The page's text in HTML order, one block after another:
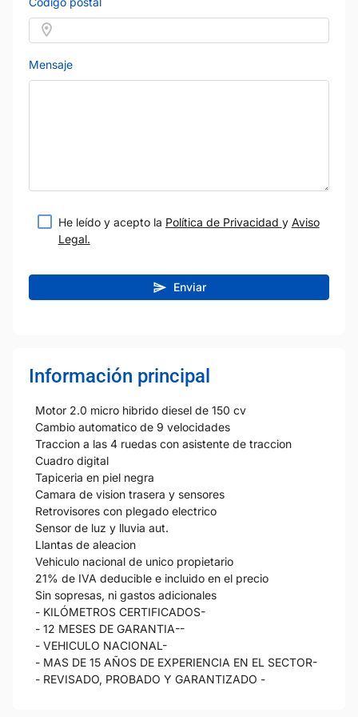
Mensaje
He leído y acepto la Política de Privacidad y Aviso
Legal.
Enviar
Información principal
Motor 2.0 micro hibrido diesel de 150 cv
Cambio automatico de 9 velocidades
Traccion a las 4 ruedas con asistente de traccion
Cuadro digital
Tapiceria en piel negra
Camara de vision trasera y sensores
Retrovisores con plegado electrico
Sensor de luz y lluvia aut.
Llantas de aleacion
Vehiculo nacional de unico propietario
21% de IVA deducible e incluido en el precio
Sin sopresas, ni gastos adicionales
- KILÓMETROS CERTIFICADOS-
- 12 MESES DE GARANTIA--
- VEHICULO NACIONAL-
- MAS DE 15 AÑOS DE EXPERIENCIA EN EL SECTOR-
- REVISADO, PROBADO Y GARANTIZADO -